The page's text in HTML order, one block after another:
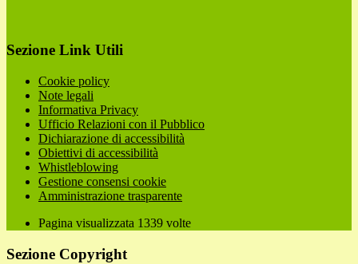
Sezione Link Utili
Cookie policy
Note legali
Informativa Privacy
Ufficio Relazioni con il Pubblico
Dichiarazione di accessibilità
Obiettivi di accessibilità
Whistleblowing
Gestione consensi cookie
Amministrazione trasparente
Pagina visualizzata 1339 volte
Sezione Copyright